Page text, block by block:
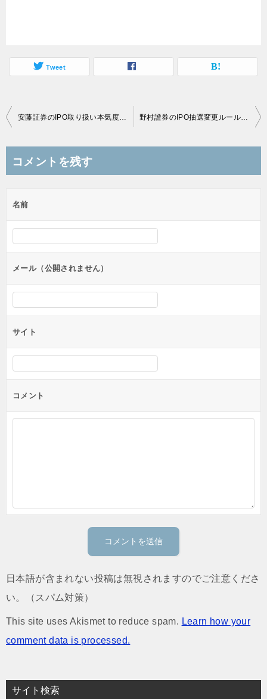
Tweet
投
ビ
ー
シ
ョ
ン
コメントを残す
名前
メール（公開されません）
サイト
コメント
日本語が含まれない投稿は無視されますのでご注意くださ
い。（スパム対策）
This site uses Akismet to reduce spam. Learn how your
comment data is processed.
サイト検索